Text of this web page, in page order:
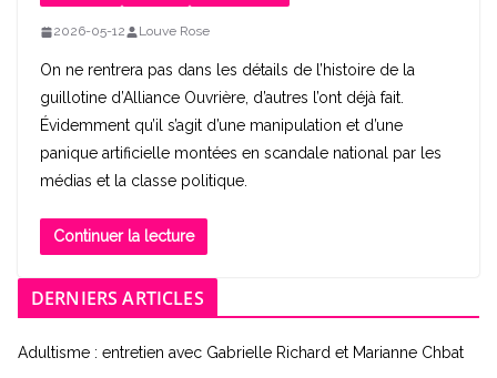
2026-05-12 Louve Rose
On ne rentrera pas dans les détails de l’histoire de la
guillotine d’Alliance Ouvrière, d’autres l’ont déjà fait.
Évidemment qu’il s’agit d’une manipulation et d’une
panique artificielle montées en scandale national par les
médias et la classe politique.
Continuer la lecture
DERNIERS ARTICLES
Adultisme : entretien avec Gabrielle Richard et Marianne Chbat